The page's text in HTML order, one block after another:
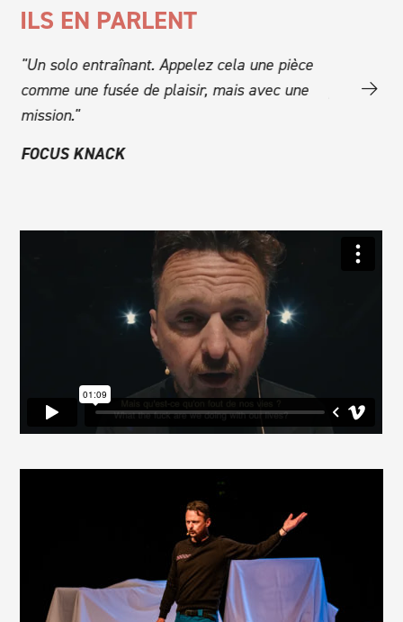
ILS EN PARLENT
"Un solo entraînant. Appelez cela une pièce
comme une fusée de plaisir, mais avec une
mission."
FOCUS KNACK
PZAZZ